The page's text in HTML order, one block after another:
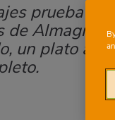
prueba
de Almagro;
un plato